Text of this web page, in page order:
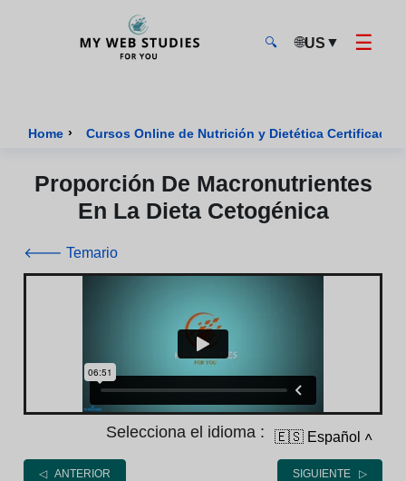
🔍 🌐US ▼ ☰
Home › Cursos Online de Nutrición y Dietética Certificados
Proporción De Macronutrientes
En La Dieta Cetogénica
🡐 Temario
Selecciona el idioma : 🇪🇸 Español ˄
◁ ANTERIOR SIGUIENTE ▷